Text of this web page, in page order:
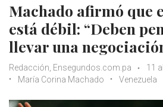
Machado afirmó que
está débil: “Deben
llevar una
Redacción, Ensegundos.com.pa
11
María Corina Machado
Venezuela